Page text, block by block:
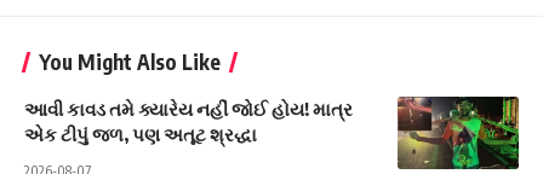
You Might Also Like
આવી કાવડ તમે ક્યારેય નહીં જોઈ હોય! માત્ર
એક ટીપું જળ, પણ અતૂટ શ્રદ્ધા